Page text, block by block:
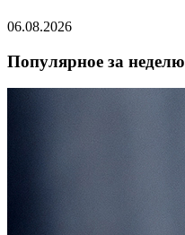
06.08.2026
Популярное за неделю